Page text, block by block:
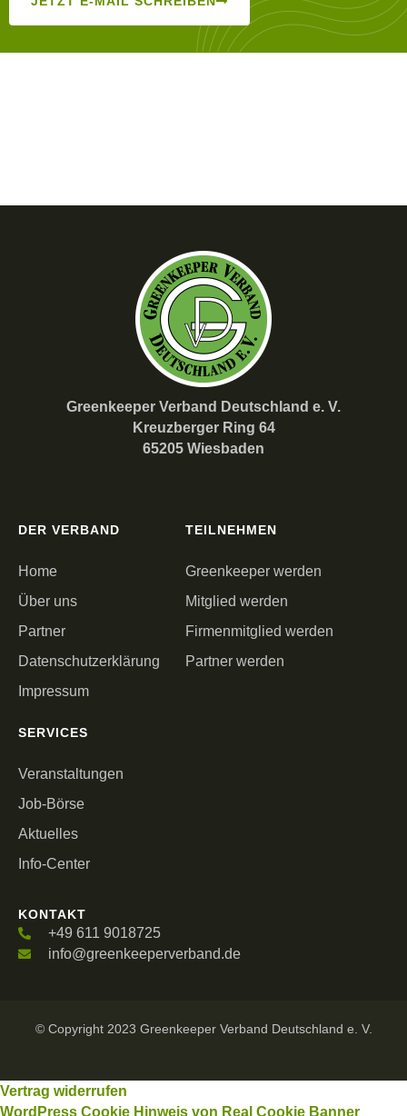
Greenkeeper Verband Deutschland e. V.
Kreuzberger Ring 64
65205 Wiesbaden
DER VERBAND
Home
Über uns
Partner
Datenschutzerklärung
Impressum
TEILNEHMEN
Greenkeeper werden
Mitglied werden
Firmenmitglied werden
Partner werden
SERVICES
Veranstaltungen
Job-Börse
Aktuelles
Info-Center
KONTAKT
+49 611 9018725
info@greenkeeperverband.de
© Copyright 2023 Greenkeeper Verband Deutschland e. V.
Vertrag widerrufen
WordPress Cookie Hinweis von Real Cookie Banner